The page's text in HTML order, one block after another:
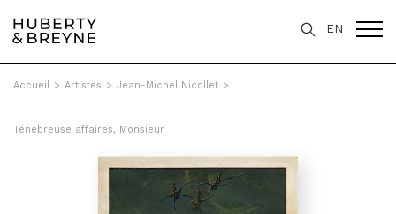
EN
Accueil > Artistes > Jean-Michel Nicollet >
Ténébreuse affaires, Monsieur